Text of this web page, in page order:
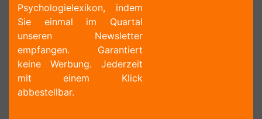
Psychologielexikon, indem
Sie einmal im Quartal
unseren Newsletter
empfangen. Garantiert
keine Werbung. Jederzeit
mit einem Klick
abbestellbar.